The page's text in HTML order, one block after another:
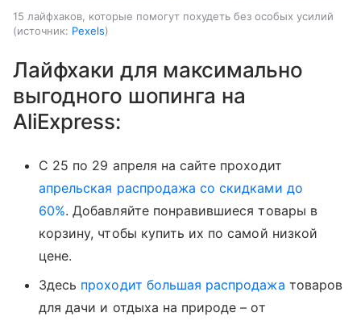
15 лайфхаков, которые помогут похудеть без особых усилий
источник: Pexels
Лайфхаки для максимально
выгодного шопинга на
AliExpress:
С 25 по 29 апреля на сайте проходит
апрельская распродажа со скидками до
60%. Добавляйте понравившиеся товары в
корзину, чтобы купить их по самой низкой
цене.
Здесь проходит большая распродажа товаров
для дачи и отдыха на природе – от